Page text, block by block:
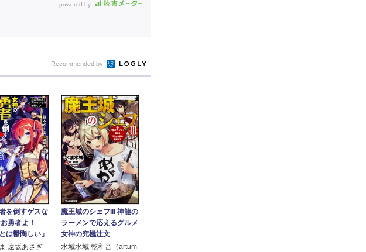
powered by
Recommended by
を倒すゲスな
お勇者よ！
は鬱陶しい」
遠坂あさぎ
魔王城のシェフIII 神龍の
ラーメンで応えるグルメ
女神の究極注文
水城水城 乾和音（artum